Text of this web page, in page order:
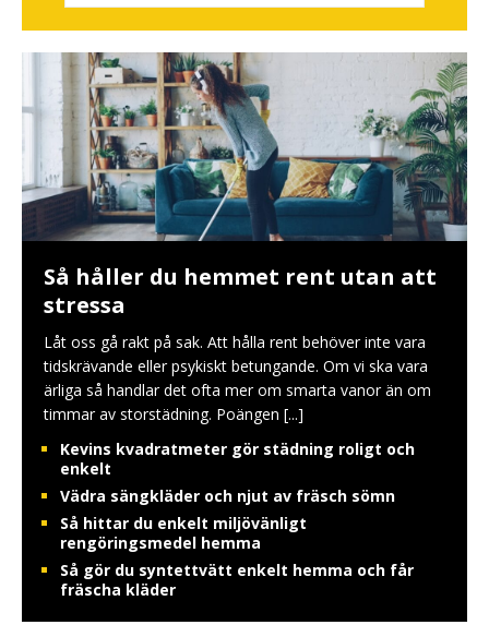
Så håller du hemmet rent utan att
stressa
Låt oss gå rakt på sak. Att hålla rent behöver inte vara
tidskrävande eller psykiskt betungande. Om vi ska vara
ärliga så handlar det ofta mer om smarta vanor än om
timmar av storstädning. Poängen [...]
Kevins kvadratmeter gör städning roligt och
enkelt
Vädra sängkläder och njut av fräsch sömn
Så hittar du enkelt miljövänligt
rengöringsmedel hemma
Så gör du syntettvätt enkelt hemma och får
fräscha kläder